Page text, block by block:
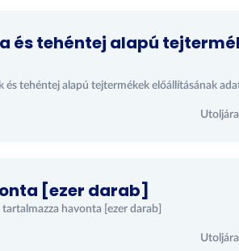
és tehéntej alapú
és tehéntej alapú tejtermékek előállításának
[ezer darab]
havonta [ezer darab]